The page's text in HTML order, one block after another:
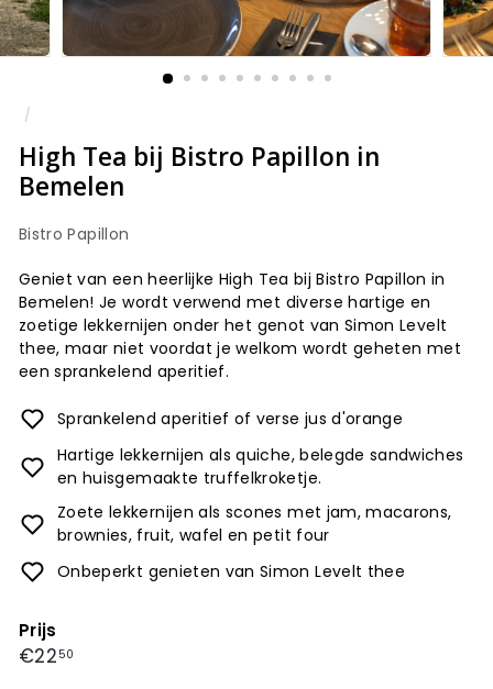
/
High Tea bij Bistro Papillon in
Bemelen
Bistro Papillon
Geniet van een heerlijke High Tea bij Bistro Papillon in
Bemelen! Je wordt verwend met diverse hartige en
zoetige lekkernijen onder het genot van Simon Levelt
thee, maar niet voordat je welkom wordt geheten met
een sprankelend aperitief.
Sprankelend aperitief of verse jus d'orange
Hartige lekkernijen als quiche, belegde sandwiches
en huisgemaakte truffelkroketje.
Zoete lekkernijen als scones met jam, macarons,
brownies, fruit, wafel en petit four
Onbeperkt genieten van Simon Levelt thee
Prijs
Prijs
€22 50